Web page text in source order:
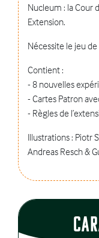
Nucleum : la Cour
Extension.
Nécessite le jeu de
Contient :
- 8 nouvelles
- Cartes Patron
- Règles de
Illustrations : Piotr
Andreas Resch &